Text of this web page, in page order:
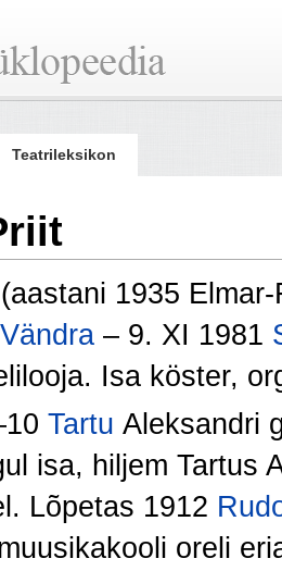
Teatrileksikon
1935
Vändra ‒ 9. XI 1981
Isa köster,
Tartu Aleksandri
isa, hiljem Tartus
Lõpetas 1912
oreli